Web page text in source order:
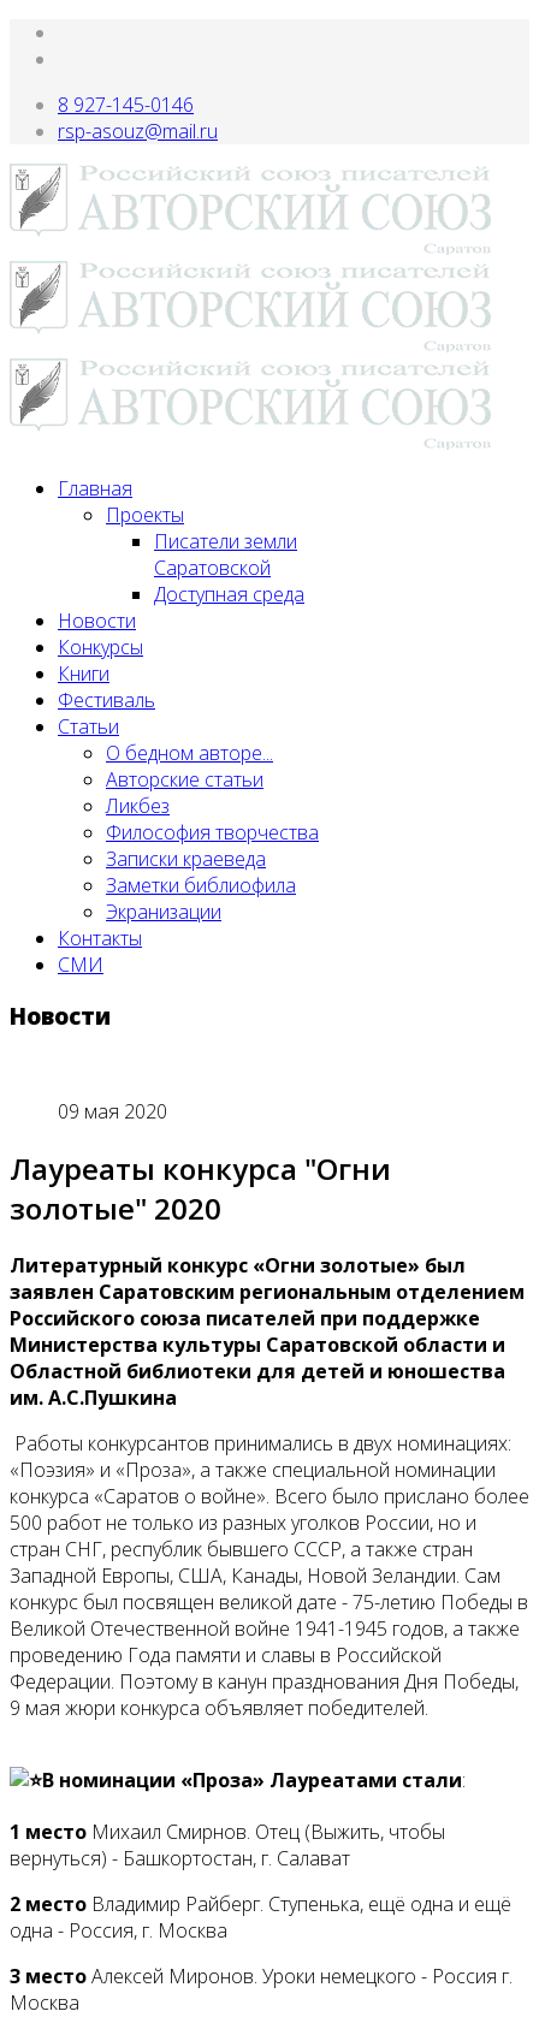
8 927-145-0146
rsp-asouz@mail.ru
Главная
Проекты
Писатели земли
Саратовской
Доступная среда
Новости
Конкурсы
Книги
Фестиваль
Статьи
О бедном авторе...
Авторские статьи
Ликбез
Философия творчества
Записки краеведа
Заметки библиофила
Экранизации
Контакты
СМИ
Новости
09 мая 2020
Лауреаты конкурса "Огни
золотые" 2020
Литературный конкурс «Огни золотые» был
заявлен Саратовским региональным отделением
Российского союза писателей при поддержке
Министерства культуры Саратовской области и
Областной библиотеки для детей и юношества
им. А.С.Пушкина
Работы конкурсантов принимались в двух номинациях:
«Поэзия» и «Проза», а также специальной номинации
конкурса «Саратов о войне». Всего было прислано более
500 работ не только из разных уголков России, но и
стран СНГ, республик бывшего СССР, а также стран
Западной Европы, США, Канады, Новой Зеландии. Сам
конкурс был посвящен великой дате - 75-летию Победы в
Великой Отечественной войне 1941-1945 годов, а также
проведению Года памяти и славы в Российской
Федерации. Поэтому в канун празднования Дня Победы,
9 мая жюри конкурса объявляет победителей.
В номинации «Проза» Лауреатами стали:
1 место Михаил Смирнов. Отец (Выжить, чтобы
вернуться) - Башкортостан, г. Салават
2 место Владимир Райберг. Ступенька, ещё одна и ещё
одна - Россия, г. Москва
3 местоАлексей Миронов. Уроки немецкого - Россия г.
Москва